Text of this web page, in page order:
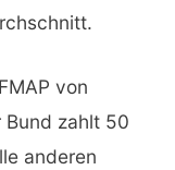
von
zahlt 50
anderen